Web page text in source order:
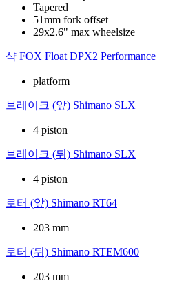
Tapered
51mm fork offset
29x2.6" max wheelsize
샥 FOX Float DPX2 Performance
platform
브레이크 (앞) Shimano SLX
4 piston
브레이크 (뒤) Shimano SLX
4 piston
로터 (앞) Shimano RT64
203 mm
로터 (뒤) Shimano RTEM600
203 mm